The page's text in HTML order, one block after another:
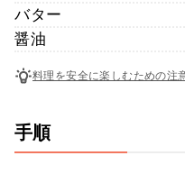
バター
醤油
料理を安全に楽しむための注
手順